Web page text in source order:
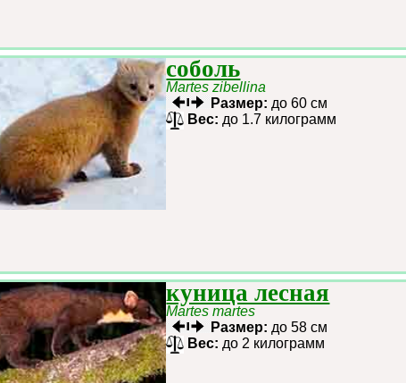
соболь
Martes zibellina
Размер: до 60 см
Вес: до 1.7 килограмм
куница лесная
Martes martes
Размер: до 58 см
Вес: до 2 килограмм